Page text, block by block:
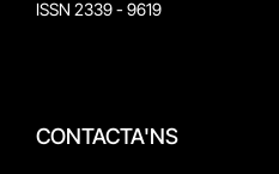
ISSN 2339 - 9619
CONTACTA'NS